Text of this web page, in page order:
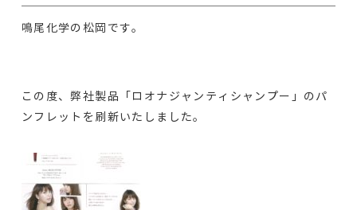
鳴尾化学の松岡です。
この度、弊社製品「ロオナジャンティシャンプー」のパ
ンフレットを刷新いたしました。